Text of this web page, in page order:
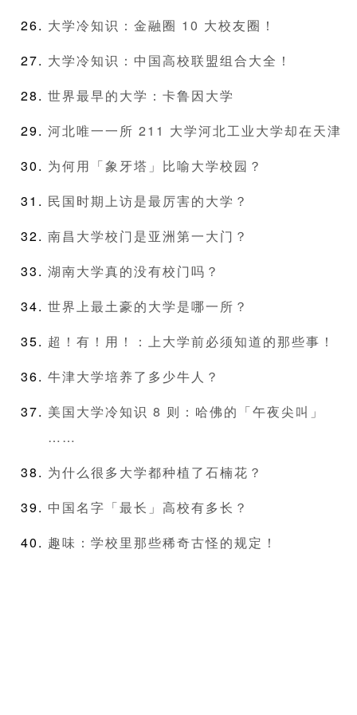
大学冷知识：金融圈 10 大校友圈！
大学冷知识：中国高校联盟组合大全！
世界最早的大学：卡鲁因大学
河北唯一一所 211 大学河北工业大学却在天津
为何用「象牙塔」比喻大学校园？
民国时期上访是最厉害的大学？
南昌大学校门是亚洲第一大门？
湖南大学真的没有校门吗？
世界上最土豪的大学是哪一所？
超！有！用！：上大学前必须知道的那些事！
牛津大学培养了多少牛人？
美国大学冷知识 8 则：哈佛的「午夜尖叫」
……
为什么很多大学都种植了石楠花？
中国名字「最长」高校有多长？
趣味：学校里那些稀奇古怪的规定！ ​​​